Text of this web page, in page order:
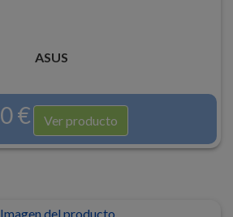
ASUS
€ Ver producto